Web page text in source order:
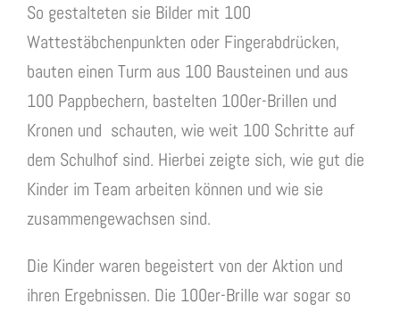
So gestalteten sie Bilder mit 100
Wattestäbchenpunkten oder Fingerabdrücken,
bauten einen Turm aus 100 Bausteinen und aus
100 Pappbechern, bastelten 100er-Brillen und
Kronen und schauten, wie weit 100 Schritte auf
dem Schulhof sind. Hierbei zeigte sich, wie gut die
Kinder im Team arbeiten können und wie sie
zusammengewachsen sind.
Die Kinder waren begeistert von der Aktion und
ihren Ergebnissen. Die 100er-Brille war sogar so